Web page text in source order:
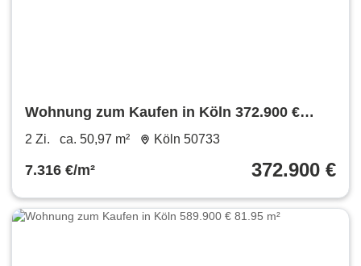
Wohnung zum Kaufen in Köln 372.900 €
50.97 m²
2 Zi. ca. 50,97 m² Köln 50733
7.316 €/m² 372.900 €